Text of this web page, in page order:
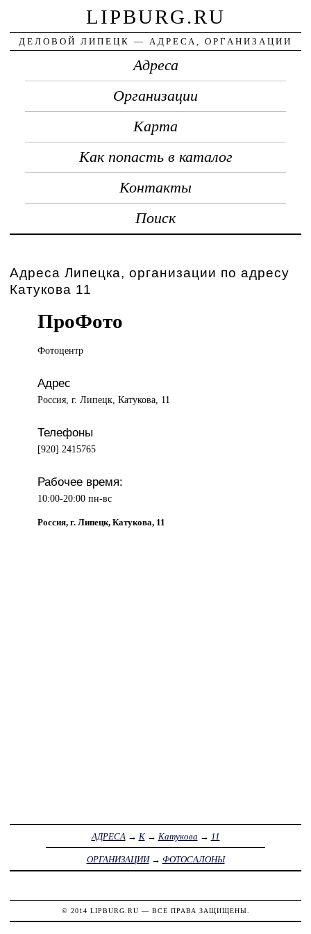
LIPBURG.RU
ДЕЛОВОЙ ЛИПЕЦК — АДРЕСА, ОРГАНИЗАЦИИ
Адреса
Организации
Карта
Как попасть в каталог
Контакты
Поиск
Адреса Липецка, организации по адресу
Катукова 11
ПроФото
Фотоцентр
Адрес
Россия, г. Липецк, Катукова, 11
Телефоны
[920] 2415765
Рабочее время:
10:00-20:00 пн-вс
Россия, г. Липецк, Катукова, 11
АДРЕСА → К→ Катукова → 11
ОРГАНИЗАЦИИ→ ФОТОСАЛОНЫ
© 2014 LIPBURG.RU — ВСЕ ПРАВА ЗАЩИЩЕНЫ.